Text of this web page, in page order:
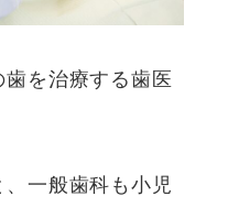
を治療する歯医
一般歯科も小児